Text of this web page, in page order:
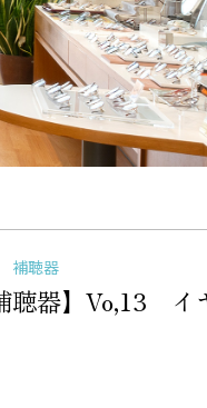
補聴器
聴器】Vo,13 イ